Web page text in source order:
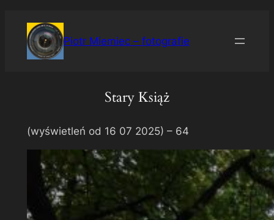
treści
Piotr Miemiec – fotografie
Stary Książ
(wyświetleń od 16 07 2025) – 64